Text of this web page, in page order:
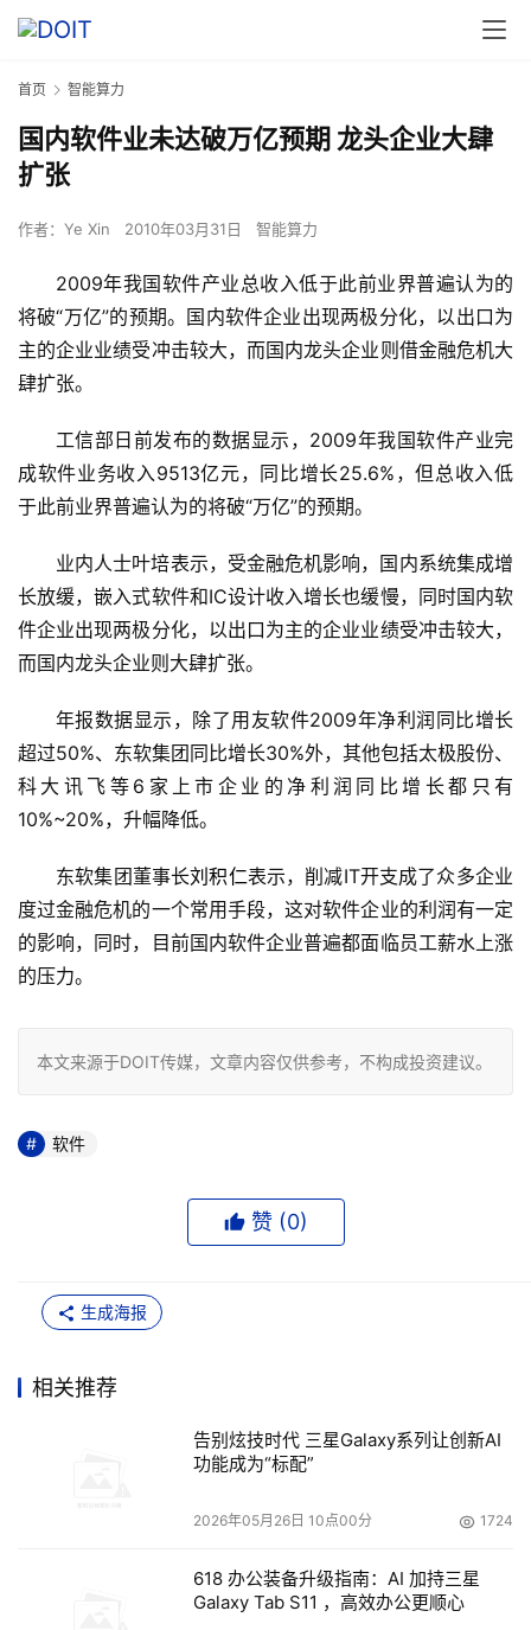
首页 智能算力
国内软件业未达破万亿预期 龙头企业大肆
扩张
作者： Ye Xin 2010年03月31日 智能算力
2009年我国软件产业总收入低于此前业界普遍认为的
将破“万亿”的预期。国内软件企业出现两极分化，以出口为
主的企业业绩受冲击较大，而国内龙头企业则借金融危机大
肆扩张。
工信部日前发布的数据显示，2009年我国软件产业完
成软件业务收入9513亿元，同比增长25.6%，但总收入低
于此前业界普遍认为的将破“万亿”的预期。
业内人士叶培表示，受金融危机影响，国内系统集成增
长放缓，嵌入式软件和IC设计收入增长也缓慢，同时国内软
件企业出现两极分化，以出口为主的企业业绩受冲击较大，
而国内龙头企业则大肆扩张。
年报数据显示，除了用友软件2009年净利润同比增长
超过50%、东软集团同比增长30%外，其他包括太极股份、
科大讯飞等6家上市企业的净利润同比增长都只有
10%~20%，升幅降低。
东软集团董事长刘积仁表示，削减IT开支成了众多企业
度过金融危机的一个常用手段，这对软件企业的利润有一定
的影响，同时，目前国内软件企业普遍都面临员工薪水上涨
的压力。
本文来源于DOIT传媒，文章内容仅供参考，不构成投资建议。
软件
赞 (0)
生成海报
相关推荐
告别炫技时代 三星Galaxy系列让创新AI
功能成为“标配”
2026年05月26日 10点00分 1724
618 办公装备升级指南：AI 加持三星
Galaxy Tab S11 ，高效办公更顺心